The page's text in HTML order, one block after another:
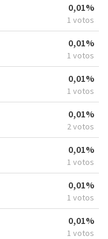
0,01%
1 votos
0,01%
1 votos
0,01%
1 votos
0,01%
2 votos
0,01%
1 votos
0,01%
1 votos
0,01%
1 votos